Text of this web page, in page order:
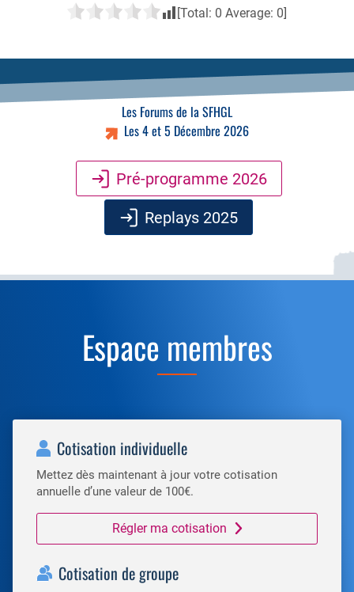
[Total: 0 Average: 0]
Les Forums de la SFHGL
Les 4 et 5 Décembre 2026
Pré-programme 2026
Replays 2025
Espace membres
Cotisation individuelle
Mettez dès maintenant à jour votre cotisation
annuelle d’une valeur de 100€.
Régler ma cotisation
Cotisation de groupe